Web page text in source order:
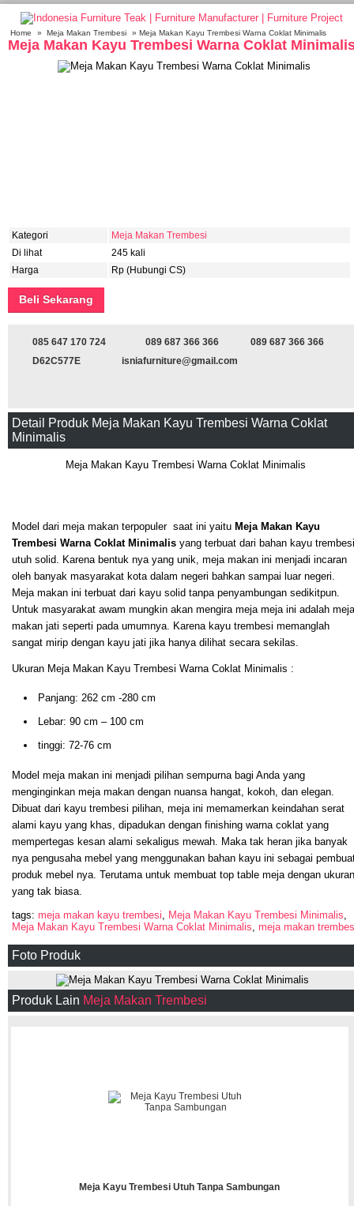
Home » Meja Makan Trembesi » Meja Makan Kayu Trembesi Warna Coklat Minimalis
Meja Makan Kayu Trembesi Warna Coklat
Kategori
Meja Makan Trembesi
Di lihat
245 kali
Harga
Rp (Hubungi CS)
Beli Sekarang
085 647 170 724 089 687 366 366
089 687 366 366
D62C577E
isniafurniture@gmail.com
Detail Produk Meja Makan Kayu Trembesi Warna Coklat
Minimalis
Meja Makan Kayu Trembesi Warna Coklat Minimalis
Model dari meja makan terpopuler saat ini yaitu Meja Makan Kayu
Trembesi Warna Coklat Minimalis yang terbuat dari bahan kayu trembesi
utuh solid. Karena bentuk nya yang unik, meja makan ini menjadi incaran
oleh banyak masyarakat kota dalam negeri bahkan sampai luar negeri.
Meja makan ini terbuat dari kayu solid tanpa penyambungan sedikitpun.
Untuk masyarakat awam mungkin akan mengira meja meja ini adalah meja
makan jati seperti pada umumnya. Karena kayu trembesi memanglah
sangat mirip dengan kayu jati jika hanya dilihat secara sekilas.
Ukuran Meja Makan Kayu Trembesi Warna Coklat Minimalis :
Panjang: 262 cm -280 cm
Lebar: 90 cm – 100 cm
tinggi: 72-76 cm
Model meja makan ini menjadi pilihan sempurna bagi Anda yang
menginginkan meja makan dengan nuansa hangat, kokoh, dan elegan.
Dibuat dari kayu trembesi pilihan, meja ini memamerkan keindahan serat
alami kayu yang khas, dipadukan dengan finishing warna coklat yang
mempertegas kesan alami sekaligus mewah. Maka tak heran jika banyak
nya pengusaha mebel yang menggunakan bahan kayu ini sebagai
produk mebel nya. Terutama untuk membuat top table meja dengan ukuran
yang tak biasa.
tags: meja makan kayu trembesi, Meja Makan Kayu Trembesi Minimalis,
Meja Makan Kayu Trembesi Warna Coklat Minimalis, meja makan
Foto Produk
Produk Lain Meja Makan Trembesi
Meja Kayu Trembesi Utuh Tanpa Sambungan